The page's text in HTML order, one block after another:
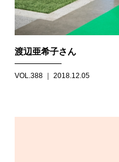
渡辺亜希子さん
VOL.388 ｜ 2018.12.05